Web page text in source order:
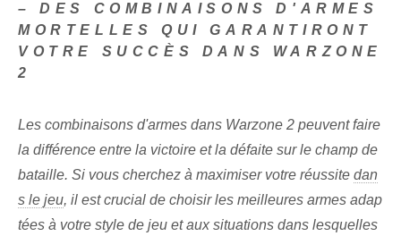
– DES COMBINAISONS D'ARMES
MORTELLES QUI GARANTIRONT
VOTRE SUCCÈS DANS WARZONE
2
Les combinaisons d'armes dans Warzone 2 peuvent faire
la différence entre la victoire et la défaite sur le champ de
bataille. Si vous cherchez à maximiser votre réussite dan
s le jeu, il est crucial de choisir les meilleures armes adap
tées à votre style de jeu et aux situations dans lesquelles